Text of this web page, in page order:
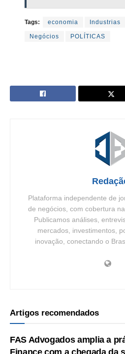
Tags: economia Industrias
Negócios POLÍTICAS
Plataforma independente de
de negócios, com cobertura
Publicamos análises,
mercados, investimentos,
inovação, conectando o
Artigos recomendados
FAS Advogados amplia a